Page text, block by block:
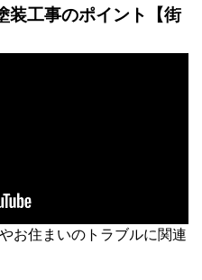
装工事のポイント【街
お住まいのトラブルに関連